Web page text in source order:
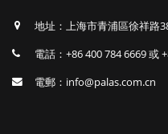
地址：上海市青浦區徐祥路
電話：+86 400 784 6669 或
電郵：info@palas.com.cn